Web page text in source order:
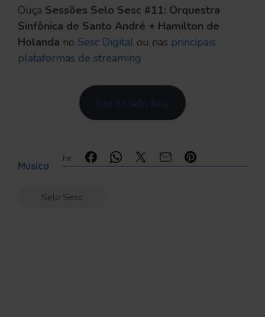
Ouça Sessões Selo Sesc #11: Orquestra
Sinfônica de Santo André + Hamilton de
Holanda no Sesc Digital ou nas principais
plataformas de streaming
Site do Selo Sesc
Compartilhe:
Música
Selo Sesc